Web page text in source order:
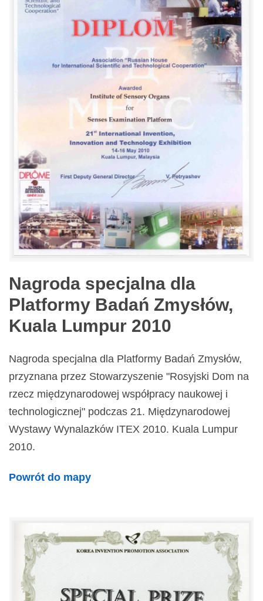
Nagroda specjalna dla
Platformy Badań Zmysłów,
Kuala Lumpur 2010
Nagroda specjalna dla Platformy Badań Zmysłów,
przyznana przez Stowarzyszenie "Rosyjski Dom na
rzecz międzynarodowej współpracy naukowej i
technologicznej" podczas 21. Międzynarodowej
Wystawy Wynalazków ITEX 2010. Kuala Lumpur
2010.
Powrót do mapy